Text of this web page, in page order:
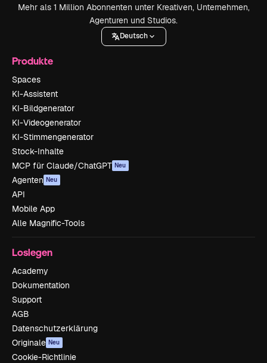
Mehr als 1 Million Abonnenten unter Kreativen, Unternehmen,
Agenturen und Studios.
Deutsch
Produkte
Spaces
KI-Assistent
KI-Bildgenerator
KI-Videogenerator
KI-Stimmengenerator
Stock-Inhalte
MCP für Claude/ChatGPT Neu
Agenten Neu
API
Mobile App
Alle Magnific-Tools
Loslegen
Academy
Dokumentation
Support
AGB
Datenschutzerklärung
Originale Neu
Cookie-Richtlinie